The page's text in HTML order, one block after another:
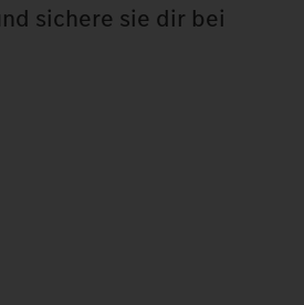
sichere sie dir bei